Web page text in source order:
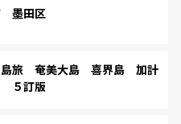
墨田区
旅 奄美大島 喜界島 加計
５訂版